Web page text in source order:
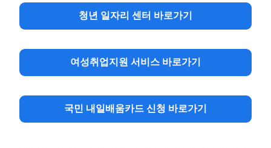
청년 일자리 센터 바로가기
여성취업지원 서비스 바로가기
국민 내일배움카드 신청 바로가기